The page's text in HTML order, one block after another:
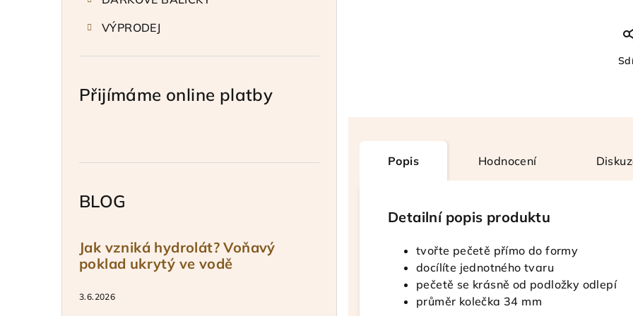
VÝPRODEJ
Přijímáme online platby
BLOG
Jak vzniká hydrolát? Voňavý
poklad ukrytý ve vodě
3.6.2026
Popis Hodnocení
Detailní popis produktu
tvořte pečetě přímo do formy
docílíte jednotného tvaru
pečetě se krásně od podložky odlepí
průměr kolečka 34 mm